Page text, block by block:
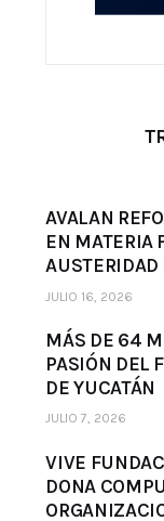
AVALAN
EN MATERIA
AUSTERIDAD
JULIO 16, 2026
MÁS DE 64
PASIÓN DEL
DE YUCATÁN
JULIO 7, 2026
VIVE
DONA